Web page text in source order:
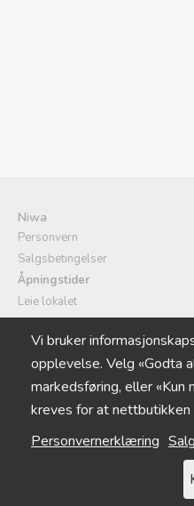
Vi bruker
opplevelse. Velg «Godta
markedsføring, eller «Kun
kreves for at nettbutikken
Personvernerklæring
22 22 96 00
Niwa
Personvern
Salgsbetingelser
Åpningstider
Leie lokalet
Selskapsmeny/catering
Logg inn
Cookie-innstillinger